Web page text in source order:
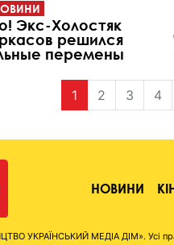
Экс-Холостяк
решился
перемены
1 2 3 4
НОВИНИ
УКРАЇНСЬКИЙ МЕДІА ДІМ». Усі